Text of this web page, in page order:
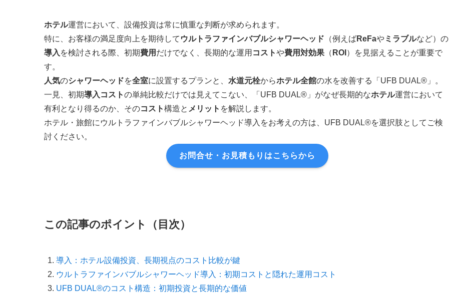
ホテル運営において、設備投資は常に慎重な判断が求められます。
特に、お客様の満足度向上を期待して ウルトラファインバブルシャワーヘッド （例えばReFaやミラブルなど）の
導入 を検討される際、初期費用 だけでなく、長期的な運用 コストや費用対効果 （ ROI ）を見据えることが重要で
す。
人気のシャワーヘッドを全室に設置するプランと、 水道元栓からホテル全館の水を改善する「UFB DUAL®」。
一見、初期導入コストの単純比較だけでは見えてこない、「UFB DUAL®」がなぜ長期的なホテル運営において
有利となり得るのか、そのコスト構造と メリット を解説します。
ホテル・旅館にウルトラファインバブルシャワーヘッド導入をお考えの方は、UFB DUAL®を選択肢としてご検
討ください。
お問合せ・お見積もりはこちらから
この記事のポイント（目次）
導入：ホテル設備投資、長期視点のコスト比較が鍵
ウルトラファインバブルシャワーヘッド導入：初期コストと隠れた運用コスト
UFB DUAL®のコスト構造：初期投資と長期的な価値